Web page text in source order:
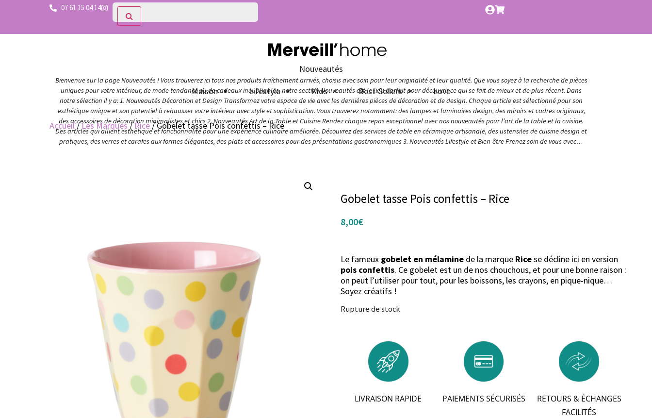
07 61 15 04 14
Nouveautés
Bienvenue sur la page Nouveautés ! Vous trouverez ici tous nos produits fraîchement arrivés, choisis avec soin pour leur originalité et leur qualité. Que vous soyez à la recherche de pièces
uniques pour votre intérieur, de mode tendance ou de cadeaux inoubliables, notre section Nouveautés est le lieu parfait pour découvrir ce qui se fait de mieux et de plus récent. Dans
notre sélection il y a: 1. Nouveautés Décoration et Design Transformez votre espace de vie avec les dernières pièces de décoration et de design. Chaque article est sélectionné pour son
esthétique unique et son potentiel à rehausser votre intérieur avec style et sophistication. Vous trouverez notamment: des lampes et luminaires design, des miroirs et cadres originaux,
des accessoires de décoration minimalistes et chics 2. Nouveautés Art de la Table et Cuisine Rendez chaque repas exceptionnel avec nos nouveautés pour l’art de la table et la cuisine.
Des articles qui allient esthétique et fonctionnalité pour une expérience culinaire améliorée. Découvrez des services de table en céramique artisanale, des ustensiles de cuisine design et
pratiques, des verres et carafes aux formes élégantes, des plats et accessoires pour des présentations gastronomiques 3. Nouveautés Lifestyle et Bien-être Prenez soin de vous avec…
Maison Lifestyle Kids Best-Sellers Love
Accueil/Les Marques/Rice/ Gobelet tasse Pois confettis – Rice
Gobelet tasse Pois confettis – Rice
8,00€
Le fameux gobelet en mélamine de la marque Ricese décline ici en version
pois confettis. Ce gobelet est un de nos chouchous, et pour une bonne raison :
on peut l’utiliser pour tout, pour les boissons, les crayons, en pique-nique…
Soyez créatifs !
Rupture de stock
LIVRAISON RAPIDE PAIEMENTS SÉCURISÉS
RETOURS & ÉCHANGES
FACILITÉS